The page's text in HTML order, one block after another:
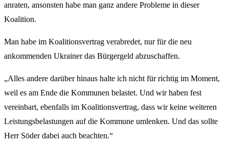
anraten, ansonsten habe man ganz andere Probleme in dieser
Koalition.
Man habe im Koalitionsvertrag verabredet, nur für die neu
ankommenden Ukrainer das Bürgergeld abzuschaffen.
„Alles andere darüber hinaus halte ich nicht für richtig im Moment,
weil es am Ende die Kommunen belastet. Und wir haben fest
vereinbart, ebenfalls im Koalitionsvertrag, dass wir keine weiteren
Leistungsbelastungen auf die Kommune umlenken. Und das sollte
Herr Söder dabei auch beachten.“